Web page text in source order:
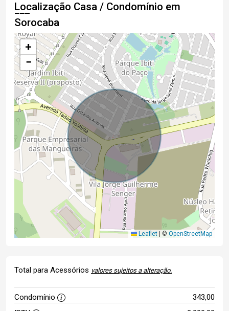
Localização Casa / Condomínio em
Sorocaba
+
−
Leaflet © OpenStreetMap
Total para Acessórios valores sujeitos a alteração.
Condomínio
343,00